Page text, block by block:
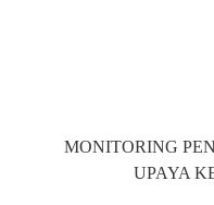
MONITORING
UPAYA